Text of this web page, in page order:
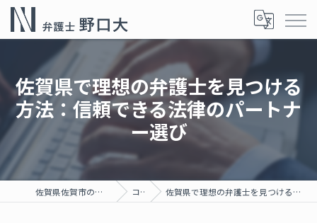
佐賀県で理想の弁護士を見つける
方法：信頼できる法律のパートナ
ー選び
佐賀県佐賀市の弁護士なら弁護士野口大 コラム 佐賀県で理想の弁護士を見つける方法：信頼できる法律のパートナー選び